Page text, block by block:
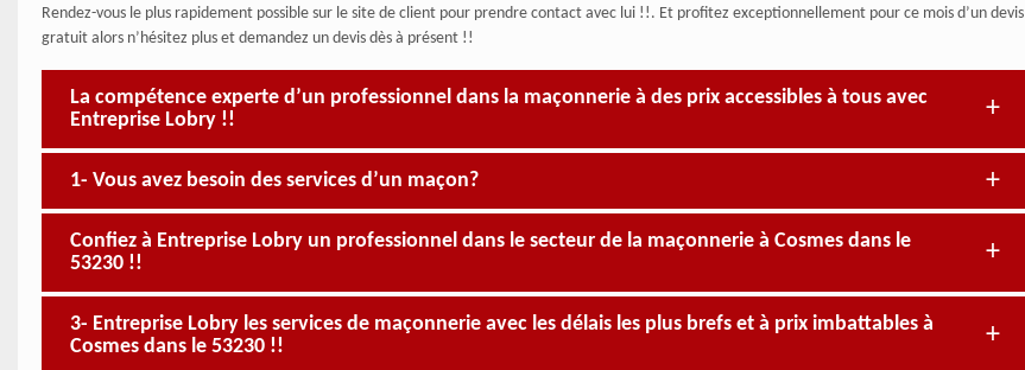
Rendez-vous le plus rapidement possible sur le site de client pour prendre contact avec lui !!. Et profitez exceptionnellement pour ce mois d’un devis
gratuit alors n’hésitez plus et demandez un devis dès à présent !!
La compétence experte d’un professionnel dans la maçonnerie à des prix accessibles à tous avec
Entreprise Lobry !!
1- Vous avez besoin des services d’un maçon?
Confiez à Entreprise Lobry un professionnel dans le secteur de la maçonnerie à Cosmes dans le
53230 !!
3- Entreprise Lobry les services de maçonnerie avec les délais les plus brefs et à prix imbattables à
Cosmes dans le 53230 !!